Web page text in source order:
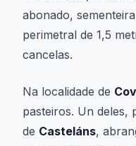
abonado,
perimetral de 1,5
cancelas.
Na localidade de
pasteiros. Un deles,
de Casteláns,